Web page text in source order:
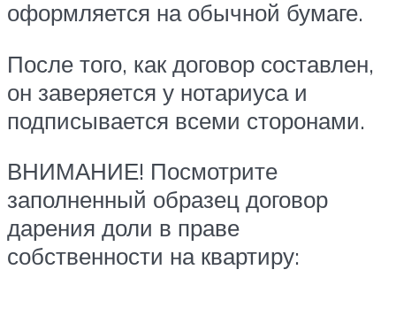
оформляется на обычной бумаге.
После того, как договор составлен,
он заверяется у нотариуса и
подписывается всеми сторонами.
ВНИМАНИЕ! Посмотрите
заполненный образец договор
дарения доли в праве
собственности на квартиру: